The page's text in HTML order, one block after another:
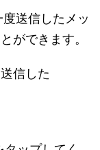
送信したメッ
ができます。
信した